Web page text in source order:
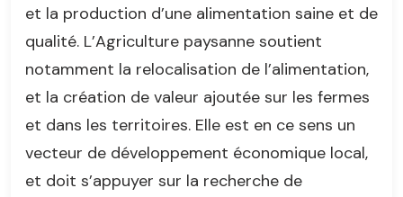
et la production d’une alimentation saine et de
qualité. L’Agriculture paysanne soutient
notamment la relocalisation de l’alimentation,
et la création de valeur ajoutée sur les fermes
et dans les territoires. Elle est en ce sens un
vecteur de développement économique local,
et doit s’appuyer sur la recherche de